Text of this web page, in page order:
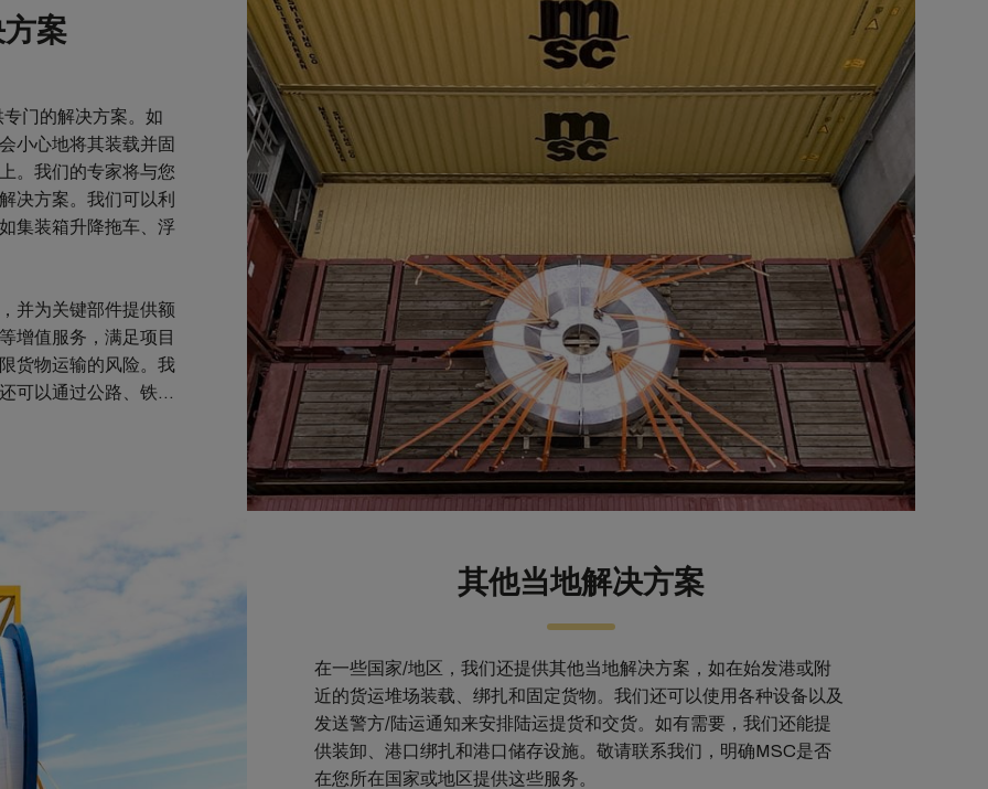
案
门的解决方案。如
小心地将其装载并固
。我们的专家将与您
决方案。我们可以利
集装箱升降拖车、浮
并为关键部件提供额
增值服务，满足项目
货物运输的风险。我
可以通过公路、铁路
其他当地解决方案
在一些国家/地区，我们还提供其他当地解决方案，如在始发港或附
近的货运堆场装载、绑扎和固定货物。我们还可以使用各种设备以及
发送警方/陆运通知来安排陆运提货和交货。如有需要，我们还能提
供装卸、港口绑扎和港口储存设施。敬请联系我们，明确MSC是否
在您所在国家或地区提供这些服务。